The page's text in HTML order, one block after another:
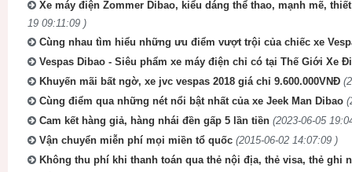
Xe máy điện Zommer Dibao, kiểu dáng thể thao, mạnh mẽ,
19 09:11:09 )
Cùng nhau tìm hiểu những ưu điểm vượt trội của chiếc xe
Vespas Dibao - Siêu phẩm xe máy điện chỉ có tại Thế Giới Xe
Khuyến mãi bất ngờ, xe jvc vespas 2018 giá chỉ 9.600.000VNĐ
Cùng điểm qua những nét nổi bật nhất của xe Jeek Man Dibao
Cam kết hàng giả, hàng nhái đền gấp 5 lần tiền (2023-06-05
Vận chuyển miễn phí mọi miền tổ quốc (2015-06-02 14:07:09 )
Không thu phí khi thanh toán qua thẻ nội địa, thẻ visa, thẻ ghi